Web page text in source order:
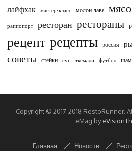
лайфхак мастер-класс молон лаве мясо
раппопорт ресторан рестораны
рецепт рецепты россия
советы стейки суп ткемали футбол
Copyright © 2017-2018 RestoRunner.
eMag by
Главная Новости